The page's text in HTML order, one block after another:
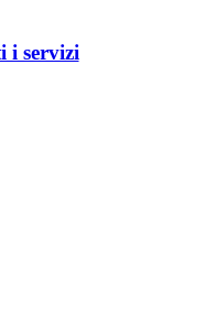
i servizi